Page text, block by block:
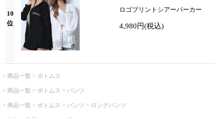
10
位
ロゴプリントシアーパーカー
4,980円(税込)
商品一覧 ボトムス
商品一覧 ボトムス パンツ
商品一覧 ボトムス パンツ ロングパンツ